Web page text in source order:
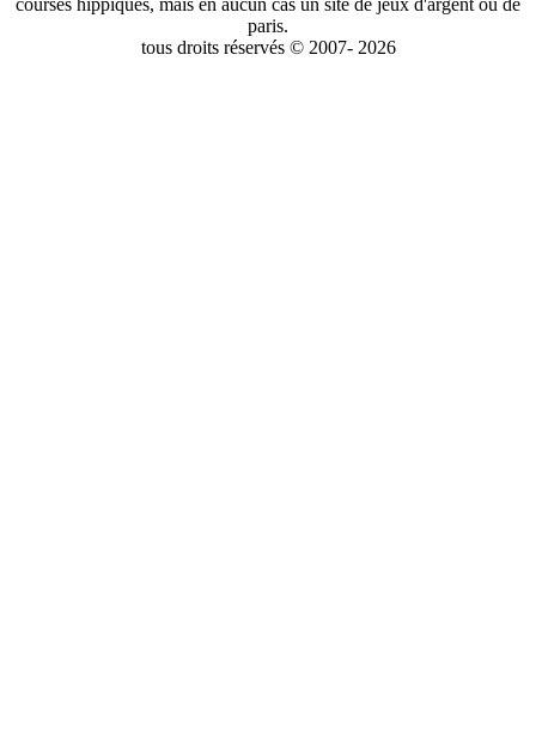
courses hippiques, mais en aucun cas un site de jeux d'argent ou de
paris.
tous droits réservés © 2007- 2026